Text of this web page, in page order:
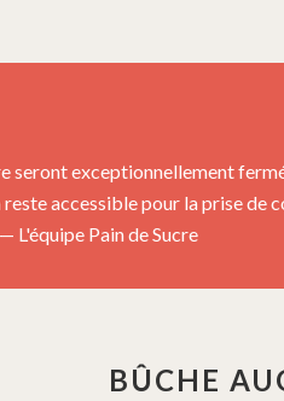
seront exceptionnellement
accessible pour la prise de
L'équipe Pain de Sucre
BÛCHE